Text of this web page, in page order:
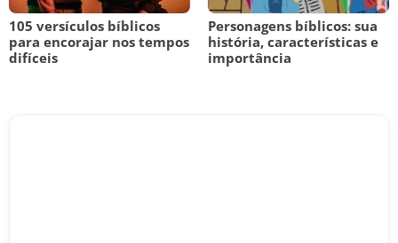
105 versículos bíblicos
para encorajar nos tempos
difíceis
Personagens bíblicos: sua
história, características e
importância